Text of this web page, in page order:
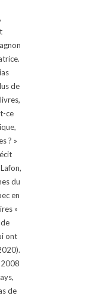
de
ce
? »
du
en
»
ont
2008
de